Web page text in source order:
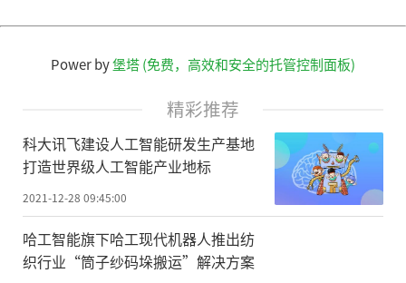
Power by堡塔 (免费，高效和安全的托管控制面板)
精彩推荐
科大讯飞建设人工智能研发生产基地
打造世界级人工智能产业地标
2021-12-28 09:45:00
哈工智能旗下哈工现代机器人推出纺
织行业“筒子纱码垛搬运”解决方案